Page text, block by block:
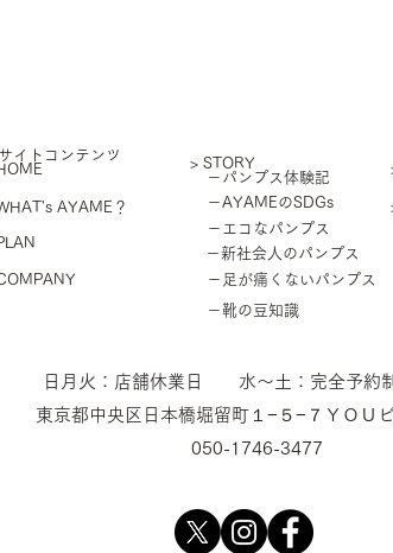
イトコンテンツ
AYAME？
> STORY
－エコなパンプス
－新社会人のパンプス
－足が痛くないパンプス
－AYAMEのSDGs
－靴の豆知識
－パンプス体験記
日月火：店舗休業日 水〜土：完全予約
東京都中央区日本橋堀留町１−５−７ＹＯＵ
050-1746-3477